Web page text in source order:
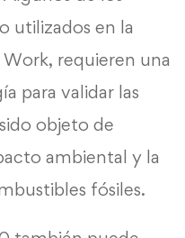
utilizados en la
requieren una
para validar las
objeto de
ambiental y la
fósiles.